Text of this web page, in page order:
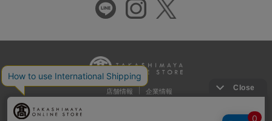
店舗情報 企業情報
推奨環境 特定商取引法に基づく表示
プライバシーポリシー